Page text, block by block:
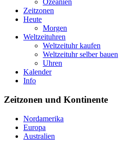
Ozeanien
Zeitzonen
Heute
Morgen
Weltzeituhren
Weltzeituhr kaufen
Weltzeituhr selber bauen
Uhren
Kalender
Info
Zeitzonen und Kontinente
Nordamerika
Europa
Australien